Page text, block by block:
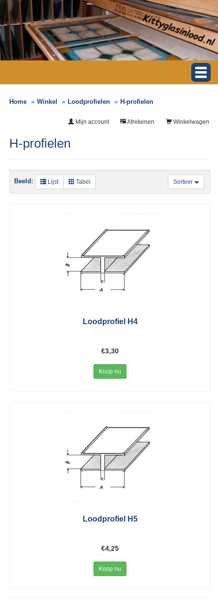
Home Winkel Loodprofielen H-profielen
Winkelwagen
Afrekenen
Mijn account
H-profielen
Sorteer
Beeld: Lijst Tabel
Loodprofiel H4
€3,30
Koop nu
Loodprofiel H5
€4,25
Koop nu